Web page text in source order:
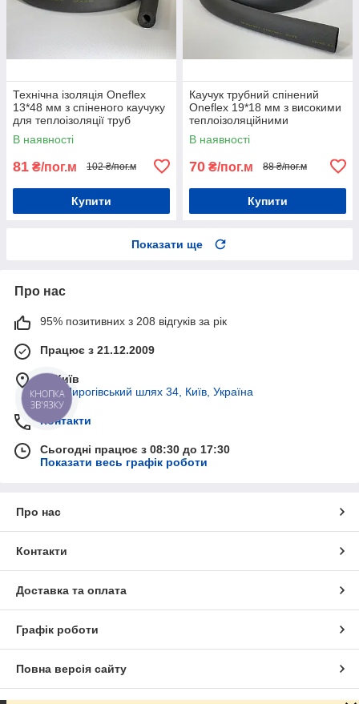
Технічна ізоляція Oneflex
13*48 мм з спіненого каучуку
для теплоізоляції труб
В наявності
81 ₴/пог.м 102 ₴/пог.м
Купити
Каучук трубний спінений
Oneflex 19*18 мм з високими
теплоізоляційними
властивостями
В наявності
70 ₴/пог.м 88 ₴/пог.м
Купити
Показати ще
Про нас
95% позитивних з 208 відгуків за рік
Працює з 21.12.2009
м. Київ
вул. Пирогівський шлях 34, Київ, Україна
Контакти
Сьогодні працює з 08:30 до 17:30
Показати весь графік роботи
Про нас
Контакти
Доставка та оплата
Графік роботи
Повна версія сайту
КНОПКА
ЗВ'ЯЗКУ